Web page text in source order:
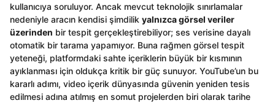
kullanıcıya soruluyor. Ancak mevcut teknolojik sınırlamalar
nedeniyle aracın kendisi şimdilik yalnızca görsel veriler
üzerinden bir tespit gerçekleştirebiliyor; ses verisine dayalı
otomatik bir tarama yapamıyor. Buna rağmen görsel tespit
yeteneği, platformdaki sahte içeriklerin büyük bir kısmının
ayıklanması için oldukça kritik bir güç sunuyor. YouTube’un bu
kararlı adımı, video içerik dünyasında güvenin yeniden tesis
edilmesi adına atılmış en somut projelerden biri olarak tarihe